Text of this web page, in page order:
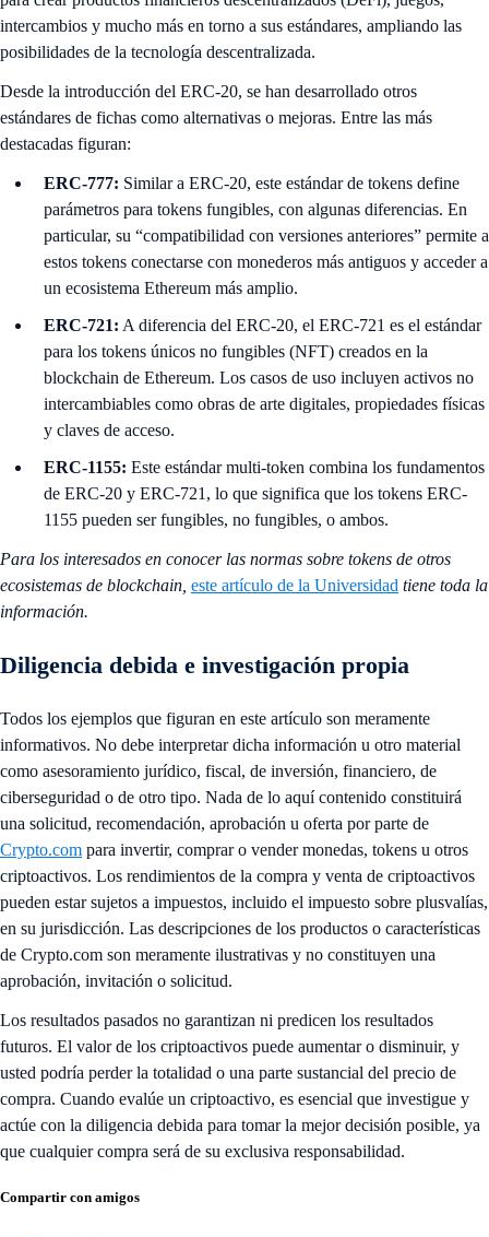
intercambios y mucho más en torno a sus estándares, ampliando las
posibilidades de la tecnología descentralizada.
Desde la introducción del ERC-20, se han desarrollado otros
estándares de fichas como alternativas o mejoras. Entre las más
destacadas figuran:
ERC-777: Similar a ERC-20, este estándar de tokens define
parámetros para tokens fungibles, con algunas diferencias. En
particular, su “compatibilidad con versiones anteriores” permite a
estos tokens conectarse con monederos más antiguos y acceder a
un ecosistema Ethereum más amplio.
ERC-721: A diferencia del ERC-20, el ERC-721 es el estándar
para los tokens únicos no fungibles (NFT) creados en la
blockchain de Ethereum. Los casos de uso incluyen activos no
intercambiables como obras de arte digitales, propiedades físicas
y claves de acceso.
ERC-1155: Este estándar multi-token combina los fundamentos
de ERC-20 y ERC-721, lo que significa que los tokens ERC-
1155 pueden ser fungibles, no fungibles, o ambos.
Para los interesados en conocer las normas sobre tokens de otros
ecosistemas de blockchain, este artículo de la Universidad tiene toda la
información.
Diligencia debida e investigación propia
Todos los ejemplos que figuran en este artículo son meramente
informativos. No debe interpretar dicha información u otro material
como asesoramiento jurídico, fiscal, de inversión, financiero, de
ciberseguridad o de otro tipo. Nada de lo aquí contenido constituirá
una solicitud, recomendación, aprobación u oferta por parte de
Crypto.com para invertir, comprar o vender monedas, tokens u otros
criptoactivos. Los rendimientos de la compra y venta de criptoactivos
pueden estar sujetos a impuestos, incluido el impuesto sobre plusvalías,
en su jurisdicción. Las descripciones de los productos o características
de Crypto.com son meramente ilustrativas y no constituyen una
aprobación, invitación o solicitud.
Los resultados pasados no garantizan ni predicen los resultados
futuros. El valor de los criptoactivos puede aumentar o disminuir, y
usted podría perder la totalidad o una parte sustancial del precio de
compra. Cuando evalúe un criptoactivo, es esencial que investigue y
actúe con la diligencia debida para tomar la mejor decisión posible, ya
que cualquier compra será de su exclusiva responsabilidad.
Compartir con amigos